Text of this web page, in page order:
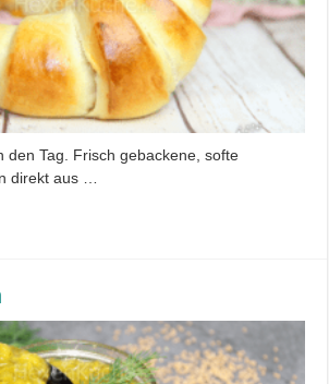
den Tag. Frisch gebackene, softe
direkt aus …